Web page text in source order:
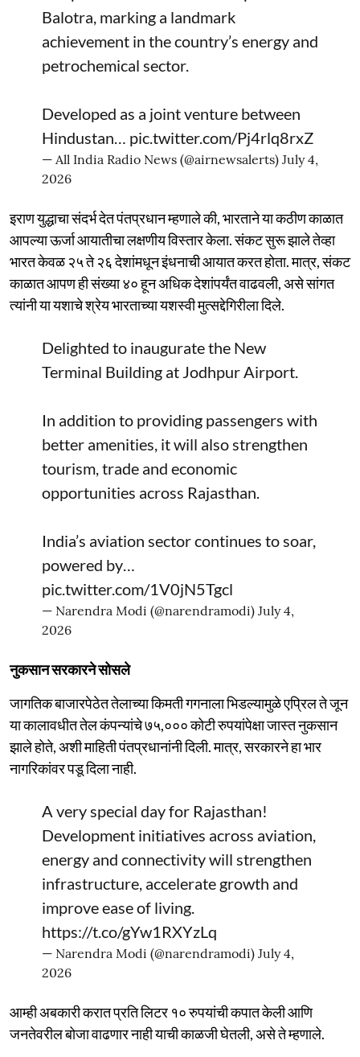
Balotra, marking a landmark
achievement in the country’s energy and
petrochemical sector.
Developed as a joint venture between
Hindustan… pic.twitter.com/Pj4rlq8rxZ
— All India Radio News (@airnewsalerts) July 4,
2026
इराण युद्धाचा संदर्भ देत पंतप्रधान म्हणाले की, भारताने या कठीण काळात
आपल्या ऊर्जा आयातीचा लक्षणीय विस्तार केला. संकट सुरू झाले तेव्हा
भारत केवळ २५ ते २६ देशांमधून इंधनाची आयात करत होता. मात्र, संकट
काळात आपण ही संख्या ४० हून अधिक देशांपर्यंत वाढवली, असे सांगत
त्यांनी या यशाचे श्रेय भारताच्या यशस्वी मुत्सद्देगिरीला दिले.
Delighted to inaugurate the New
Terminal Building at Jodhpur Airport.
In addition to providing passengers with
better amenities, it will also strengthen
tourism, trade and economic
opportunities across Rajasthan.
India’s aviation sector continues to soar,
powered by…
pic.twitter.com/1V0jN5Tgcl
— Narendra Modi (@narendramodi) July 4,
2026
नुकसान सरकारने सोसले
जागतिक बाजारपेठेत तेलाच्या किमती गगनाला भिडल्यामुळे एप्रिल ते जून
या कालावधीत तेल कंपन्यांचे ७५,००० कोटी रुपयांपेक्षा जास्त नुकसान
झाले होते, अशी माहिती पंतप्रधानांनी दिली. मात्र, सरकारने हा भार
नागरिकांवर पडू दिला नाही.
A very special day for Rajasthan!
Development initiatives across aviation,
energy and connectivity will strengthen
infrastructure, accelerate growth and
improve ease of living.
https://t.co/gYw1RXYzLq
— Narendra Modi (@narendramodi) July 4,
2026
आम्ही अबकारी करात प्रति लिटर १० रुपयांची कपात केली आणि
जनतेवरील बोजा वाढणार नाही याची काळजी घेतली, असे ते म्हणाले.